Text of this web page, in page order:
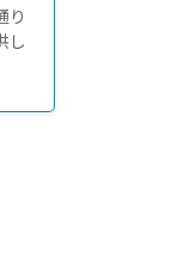
り
し